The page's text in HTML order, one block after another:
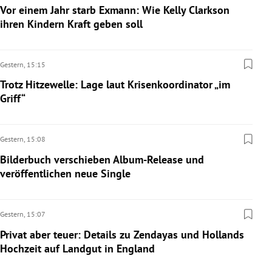
Vor einem Jahr starb Exmann: Wie Kelly Clarkson
ihren Kindern Kraft geben soll
Gestern, 15:15
Trotz Hitzewelle: Lage laut Krisenkoordinator „im
Griff“
Gestern, 15:08
Bilderbuch verschieben Album-Release und
veröffentlichen neue Single
Gestern, 15:07
Privat aber teuer: Details zu Zendayas und Hollands
Hochzeit auf Landgut in England